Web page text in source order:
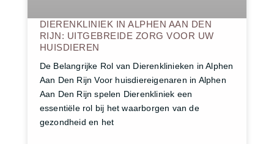
DIERENKLINIEK IN ALPHEN AAN DEN
RIJN: UITGEBREIDE ZORG VOOR UW
HUISDIEREN
De Belangrijke Rol van Dierenklinieken in Alphen
Aan Den Rijn Voor huisdiereigenaren in Alphen
Aan Den Rijn spelen Dierenkliniek een
essentiële rol bij het waarborgen van de
gezondheid en het